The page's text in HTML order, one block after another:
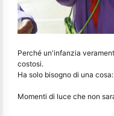
Perché un'infanzia
costosi.
Ha solo bisogno di una cosa:
Momenti di luce che non